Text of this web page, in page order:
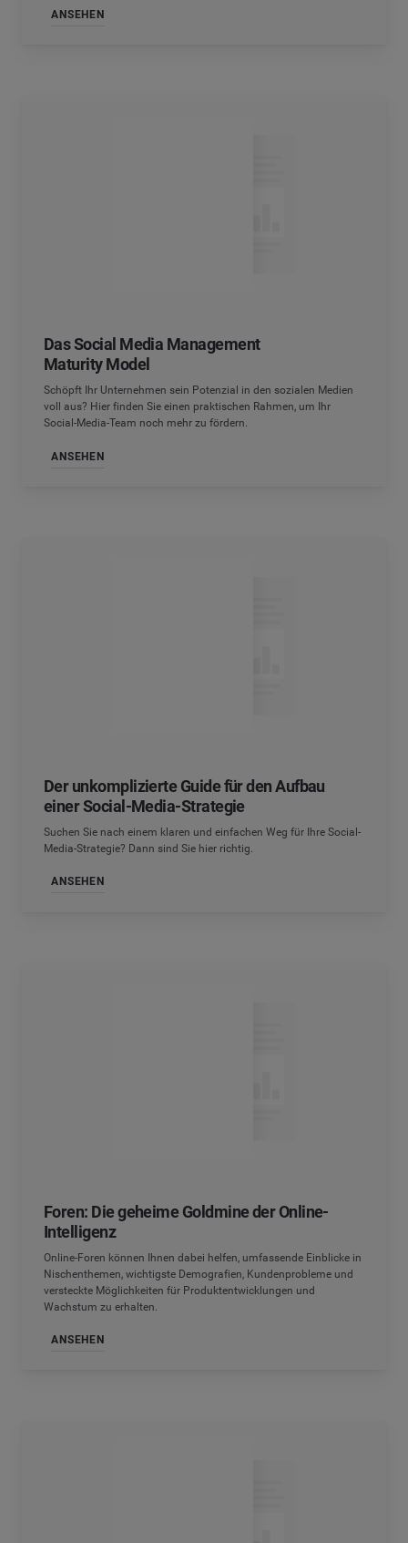
ANSEHEN
Das Social Media Management
Maturity Model
Schöpft Ihr Unternehmen sein Potenzial in den sozialen Medien
voll aus? Hier finden Sie einen praktischen Rahmen, um Ihr
Social-Media-Team noch mehr zu fördern.
ANSEHEN
Der unkomplizierte Guide für den Aufbau
einer Social-Media-Strategie
Suchen Sie nach einem klaren und einfachen Weg für Ihre Social-
Media-Strategie? Dann sind Sie hier richtig.
ANSEHEN
Foren: Die geheime Goldmine der Online-
Intelligenz
Online-Foren können Ihnen dabei helfen, umfassende Einblicke in
Nischenthemen, wichtigste Demografien, Kundenprobleme und
versteckte Möglichkeiten für Produktentwicklungen und
Wachstum zu erhalten.
ANSEHEN